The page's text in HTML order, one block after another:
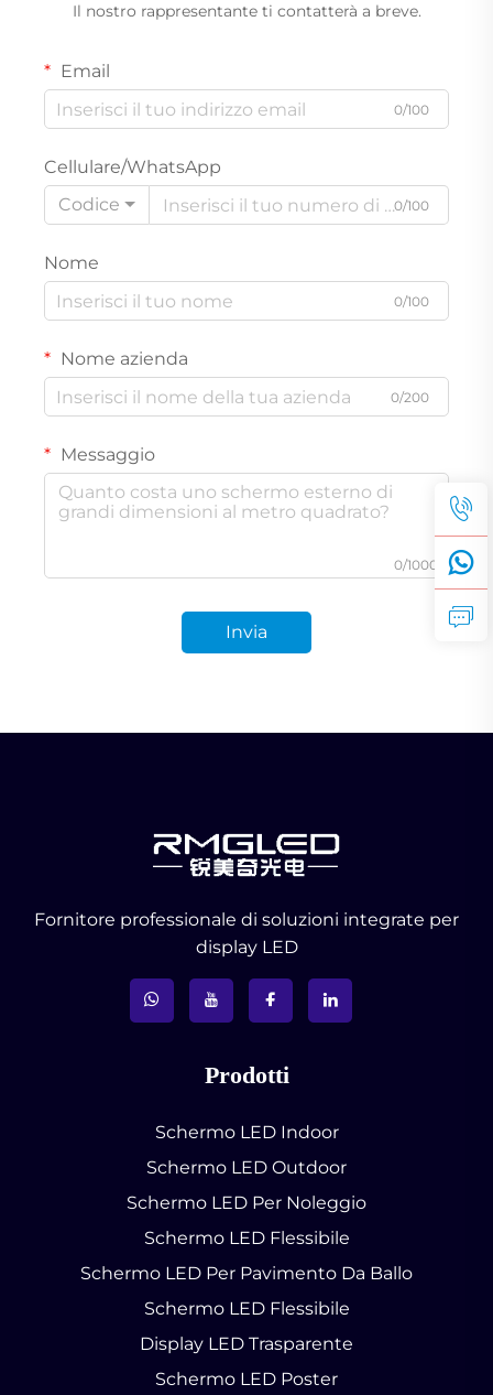
Il nostro rappresentante ti contatterà a breve.
Email
0/100
Cellulare/WhatsApp
Codice
0/100
Nome
0/100
Nome azienda
0/200
Messaggio
0/1000
Invia
Fornitore professionale di soluzioni integrate per
display LED
Prodotti
Schermo LED Indoor
Schermo LED Outdoor
Schermo LED Per Noleggio
Schermo LED Flessibile
Schermo LED Per Pavimento Da Ballo
Schermo LED Flessibile
Display LED Trasparente
Schermo LED Poster